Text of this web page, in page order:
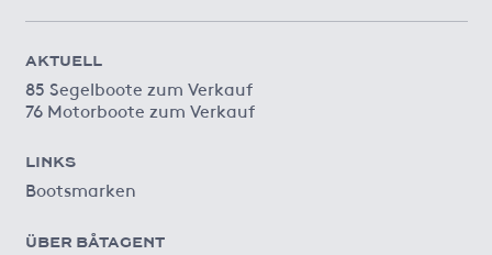
AKTUELL
85 Segelboote zum Verkauf
76 Motorboote zum Verkauf
LINKS
Bootsmarken
ÜBER BÅTAGENT